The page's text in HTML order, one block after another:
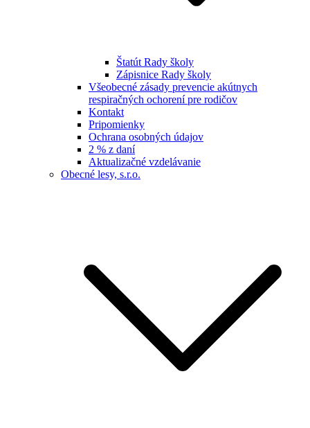
Štatút Rady školy
Zápisnice Rady školy
Všeobecné zásady prevencie akútnych
respiračných ochorení pre rodičov
Kontakt
Pripomienky
Ochrana osobných údajov
2 % z daní
Aktualizačné vzdelávanie
Obecné lesy, s.r.o.